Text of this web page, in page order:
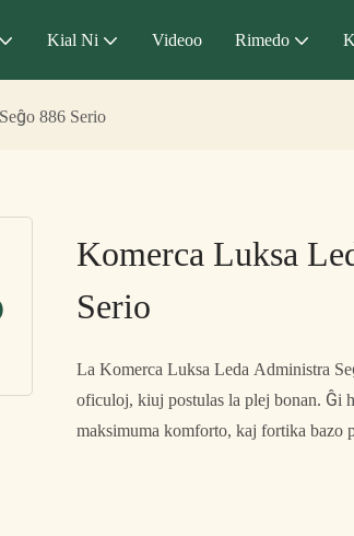
Kial Ni Videoo Rimedo
886 Serio
Komerca Luksa
Serio
La Komerca Luksa Leda Administra
oficuloj, kiuj postulas la plej bonan. Ĝi
maksimuma komforto, kaj fortika bazo